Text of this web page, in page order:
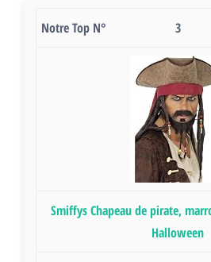
3
Smiffys Chapeau de pirate,
Halloween